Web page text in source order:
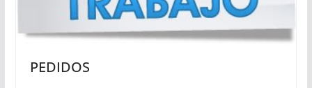
PEDIDOS